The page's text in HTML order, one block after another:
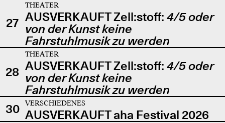
27
THEATER
AUSVERKAUFT Zell:stoff: 4/5 oder
von der Kunst keine
Fahrstuhlmusik zu werden
28
THEATER
AUSVERKAUFT Zell:stoff: 4/5 oder
von der Kunst keine
Fahrstuhlmusik zu werden
30
VERSCHIEDENES
AUSVERKAUFT aha Festival 2026